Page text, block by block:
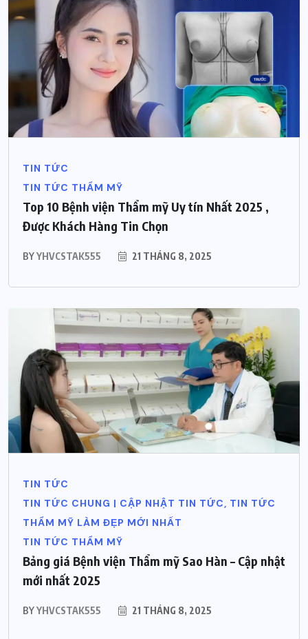
TIN TỨC
TIN TỨC THẨM MỸ
Top 10 Bệnh viện Thẩm mỹ Uy tín Nhất 2025 ,
Được Khách Hàng Tin Chọn
BYYHVCSTAK555 21 THÁNG 8, 2025
TIN TỨC
TIN TỨC CHUNG | CẬP NHẬT TIN TỨC, TIN TỨC
THẨM MỸ LÀM ĐẸP MỚI NHẤT
TIN TỨC THẨM MỸ
Bảng giá Bệnh viện Thẩm mỹ Sao Hàn – Cập nhật
mới nhất 2025
BYYHVCSTAK555 21 THÁNG 8, 2025